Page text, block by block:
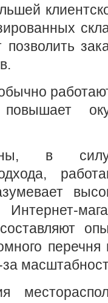
позволить
в силу
Интернет-